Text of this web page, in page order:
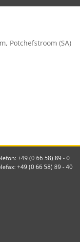
Potchefstroom (SA)
+49 (0 66 58) 89 - 0
+49 (0 66 58) 89 - 40